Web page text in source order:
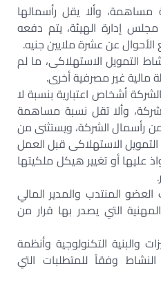
وألا يقل رأسمالها
إدارة الهيئة، يتم دفعه
عن عشرة ملايين جنيه.
التمويل الاستهلاکی، ما لم
مالية غير مصرفية أخرى.
أشخاص اعتبارية بنسبة لا
الشركة، وألا تقل نسبة مساهمة
المالية عن (٢٥%) من رأسمال الشركة، ويستثنى من
الاستهلاکی قبل العمل
عليها أو تغییر هیکل ملكيتها
المنتدب والمدير المالي
التي يصدر بها قرار من
والبنية التكنولوجية وأنظمة
وفقاً للمتطلبات التي